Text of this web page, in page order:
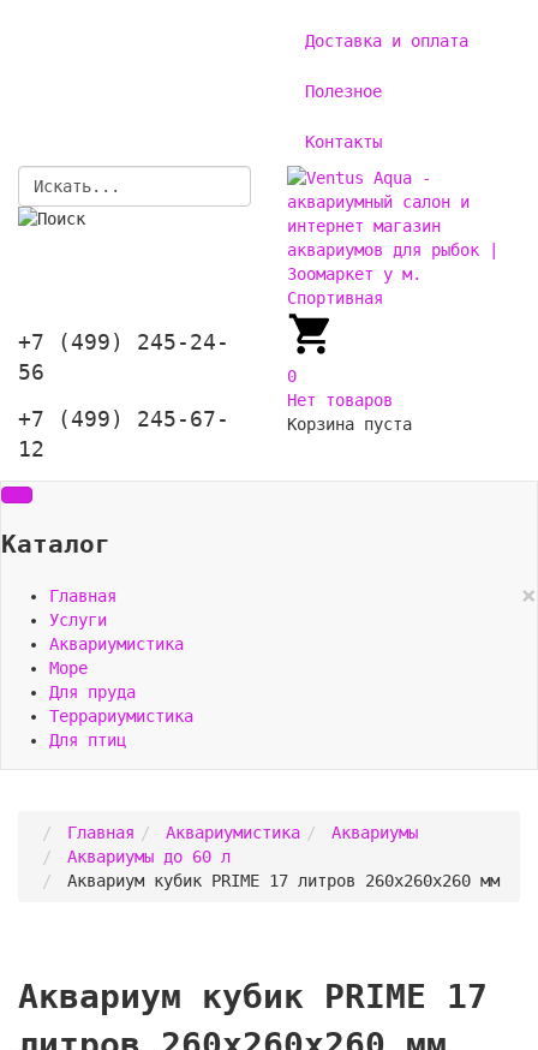
Доставка и оплата
Полезное
Контакты
+7 (499) 245-24-
56
+7 (499) 245-67-
12
0
Нет товаров
Корзина пуста
Каталог
×
Главная
Услуги
Аквариумистика
Море
Для пруда
Террариумистика
Для птиц
Главная Аквариумистика
Аквариумы
Аквариумы до 60 л
Аквариум кубик PRIME 17 литров 260х260х260 мм
Аквариум кубик PRIME 17